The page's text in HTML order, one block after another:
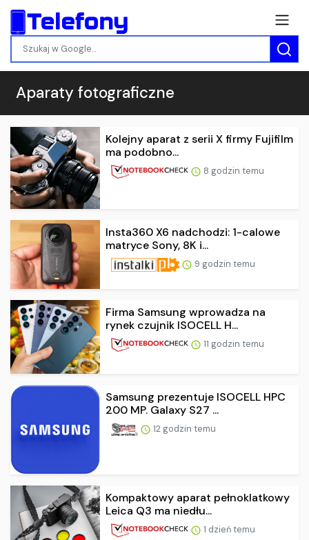
Aparaty fotograficzne
Kolejny aparat z serii X firmy Fujifilm
ma podobno...
8 godzin temu
Insta360 X6 nadchodzi: 1-calowe
matryce Sony, 8K i...
9 godzin temu
Firma Samsung wprowadza na
rynek czujnik ISOCELL H...
11 godzin temu
Samsung prezentuje ISOCELL HPC
200 MP. Galaxy S27 ...
12 godzin temu
Kompaktowy aparat pełnoklatkowy
Leica Q3 ma niedłu...
1 dzień temu